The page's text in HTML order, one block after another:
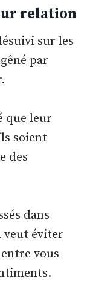
relation
sur les
par
que leur
soient
des
dans
éviter
vous